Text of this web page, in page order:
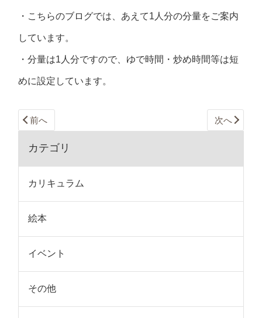
・こちらのブログでは、あえて1人分の分量をご案内
しています。
・分量は1人分ですので、ゆで時間・炒め時間等は短
めに設定しています。
前へ 次へ
カテゴリ
カリキュラム
絵本
イベント
その他